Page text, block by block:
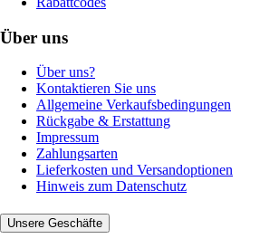
Über uns
Über uns?
Kontaktieren Sie uns
Allgemeine Verkaufsbedingungen
Rückgabe & Erstattung
Impressum
Zahlungsarten
Lieferkosten und Versandoptionen
Hinweis zum Datenschutz
Unsere Geschäfte